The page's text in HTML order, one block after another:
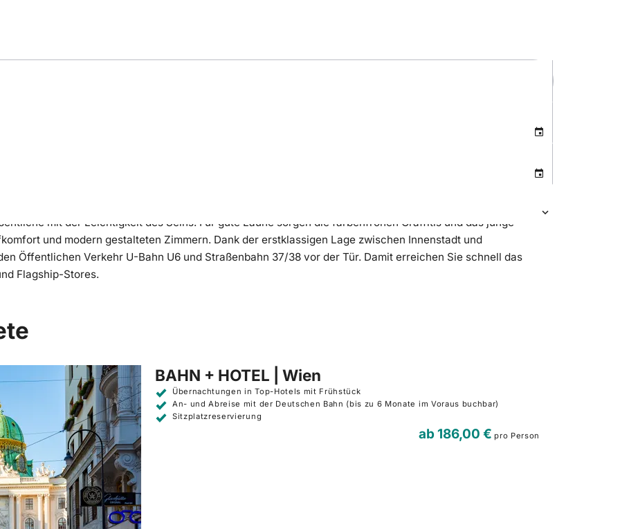
mit der Leichtigkeit des Seins. Für gute Laune sorgen die farbenfrohen Graffitis und das junge
und modern gestalteten Zimmern. Dank der erstklassigen Lage zwischen Innenstadt und
Öffentlichen Verkehr U-Bahn U6 und Straßenbahn 37/38 vor der Tür. Damit erreichen Sie schnell das
Flagship-Stores.
BAHN + HOTEL | Wien
Übernachtungen in Top-Hotels mit Frühstück
An- und Abreise mit der Deutschen Bahn (bis zu 6 Monate im Voraus buchbar)
Sitzplatzreservierung
ab186,00 € pro Person